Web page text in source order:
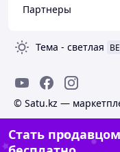
Партнеры
Тема - светлая
© Satu.kz —
Стать